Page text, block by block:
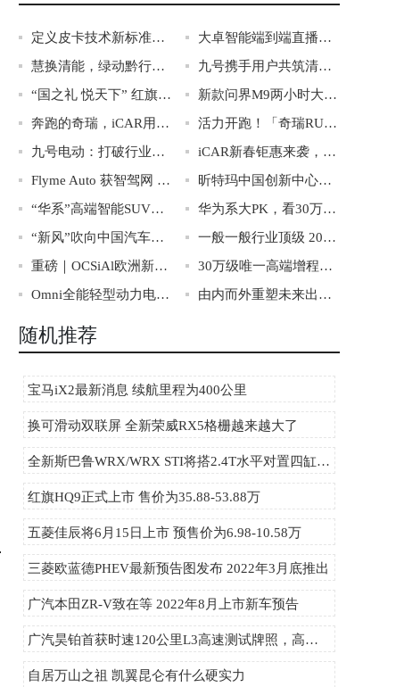
定义皮卡技术新标准，吉利雷达超级电混皮卡与生态技术平台重磅亮相
大卓智能端到端直播实测，16公里复杂路段挑战成功
慧换清能，绿动黔行！南网·泽清六盘水新生南路换电站正式投运！
九号携手用户共筑清朗网络：我们如何联手识破300多个水军账号
“国之礼 悦天下” 红旗国悦REEV正式上市，售价70.68万元起，开启中国新能源礼宾车新篇章
新款问界M9两小时大定破万，光峰科技供应投影巨幕
奔跑的奇瑞，iCAR用成长定义速度
活力开跑！「奇瑞RUN」吹响集结号角
九号电动：打破行业常规，才能敢为人先
iCAR新春钜惠来袭，iCAR 03至高优惠35000元
Flyme Auto 获智驾网 2025 年度智能座舱系统奖！
昕特玛中国创新中心正式启用，加速本地化与全球化协同创新
“华系”高端智能SUV，谁更值得买？
华为系大PK，看30万级最美增程SUV阿维塔11如何碾压智界R7？
“新风”吹向中国汽车，新力量雄起！
一般一般行业顶级 20万元级纯电SUV最快5C超充有多快？
重磅｜OCSiAl欧洲新工厂首条单壁碳纳米管生产线正式投产！
30万级唯一高端增程，阿维塔12开启全国媒体试驾
Omni全能轻型动力电池首发！安全升级，全能无忧
由内而外重塑未来出行，阿维塔07即将于9月26日上市
随机推荐
宝马iX2最新消息 续航里程为400公里
换可滑动双联屏 全新荣威RX5格栅越来越大了
全新斯巴鲁WRX/WRX STI将搭2.4T水平对置四缸发动机
红旗HQ9正式上市 售价为35.88-53.88万
五菱佳辰将6月15日上市 预售价为6.98-10.58万
三菱欧蓝德PHEV最新预告图发布 2022年3月底推出
广汽本田ZR-V致在等 2022年8月上市新车预告
广汽昊铂首获时速120公里L3高速测试牌照，高阶智驾迈入实用化新阶段
自居万山之祖 凯翼昆仑有什么硬实力